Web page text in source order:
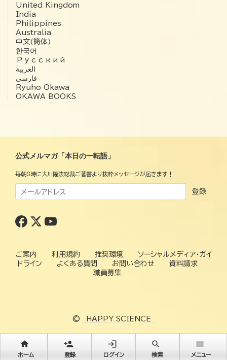
United Kingdom
India
Philippines
Australia
中文(簡体)
한국어
Русский
العربية‏
فارسی
Ryuho Okawa
OKAWA BOOKS
公式メルマガ「本日の一転語」
毎朝8時に大川隆法総裁ご著書より抜粋メッセージが届きます！
登録
ご案内 利用規約 推奨環境
ソーシャルメディア・ガイ
ドライン
よくある質問 お問い合わせ
資料請求
職員募集
© HAPPY SCIENCE
home
ホーム
person_add
登録
login
ログイン
search
検索
menu
メニュー